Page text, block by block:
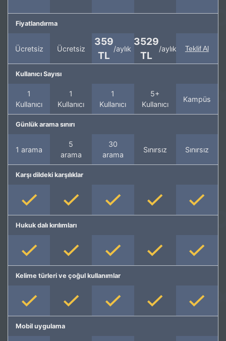
Fiyatlandırma
Ücretsiz Ücretsiz
359
TL
/aylık
3529
TL
/aylık Teklif Al
Kullanıcı Sayısı
1
Kullanıcı
1
Kullanıcı
1
Kullanıcı
5+
Kullanıcı
Kampüs
Günlük arama sınırı
1 arama
5
arama
30
arama
Sınırsız Sınırsız
Karşı dildeki karşılıklar
Hukuk dalı kırılımları
Kelime türleri ve çoğul kullanımlar
Mobil uygulama